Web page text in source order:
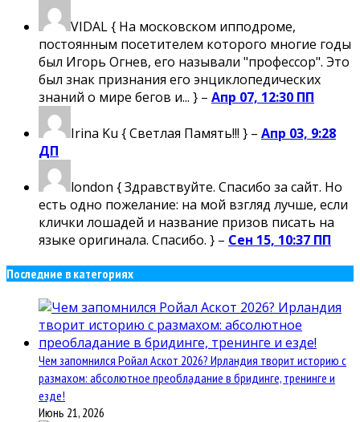
VIDAL{ На московском ипподроме,
постоянным посетителем которого многие годы
был Игорь Огнев, его называли "профессор". Это
был знак признания его энциклопедических
знаний о мире бегов и... } – Апр 07, 12:30 ПП
Irina Ku { Светлая Память!!! } – Апр 03, 9:28
ДП
london { Здравствуйте. Спасибо за сайт. Но
есть одно пожелание: на мой взгляд лучше, если
клички лошадей и название призов писать на
языке оригинала. Спасибо. } – Сен 15, 10:37 ПП
Последние в категориях
Чем запомнился Ройал Аскот 2026? Ирландия творит историю с
размахом: абсолютное преобладание в бридинге, тренинге и
езде!
Июнь 21, 2026